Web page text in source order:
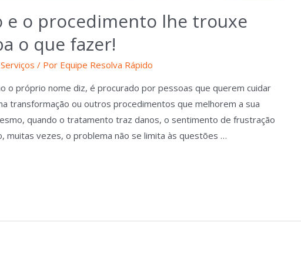
e o procedimento lhe trouxe
o que fazer!
Serviços / Por Equipe Resolva Rápido
o próprio nome diz, é procurado por pessoas que querem cuidar
transformação ou outros procedimentos que melhorem a sua
quando o tratamento traz danos, o sentimento de frustração
muitas vezes, o problema não se limita às questões …